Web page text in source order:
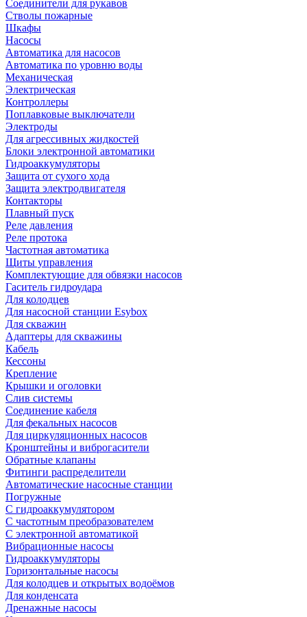
Соединители для рукавов
Стволы пожарные
Шкафы
Насосы
Автоматика для насосов
Автоматика по уровню воды
Механическая
Электрическая
Контроллеры
Поплавковые выключатели
Электроды
Для агрессивных жидкостей
Блоки электронной автоматики
Гидроаккумуляторы
Защита от сухого хода
Защита электродвигателя
Контакторы
Плавный пуск
Реле давления
Реле протока
Частотная автоматика
Щиты управления
Комплектующие для обвязки насосов
Гаситель гидроудара
Для колодцев
Для насосной станции Esybox
Для скважин
Адаптеры для скважины
Кабель
Кессоны
Крепление
Крышки и оголовки
Слив системы
Соединение кабеля
Для фекальных насосов
Для циркуляционных насосов
Кронштейны и виброгасители
Обратные клапаны
Фитинги распределители
Автоматические насосные станции
Погружные
С гидроаккумулятором
С частотным преобразователем
С электронной автоматикой
Вибрационные насосы
Гидроаккумуляторы
Горизонтальные насосы
Для колодцев и открытых водоёмов
Для конденсата
Дренажные насосы